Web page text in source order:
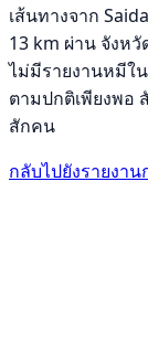
เส้นทางจาก
13 km ผ่าน จังห
ไม่มีรายงานหมีใ
ตามปกติเพียงพอ
สักคน
กลับไปยังรายงาน